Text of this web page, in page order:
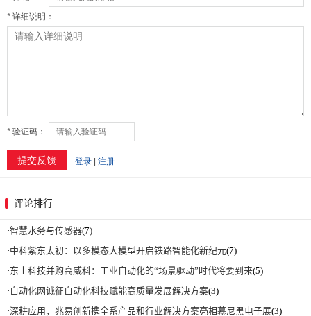
评论排行
·智慧水务与传感器(7)
·中科紫东太初：以多模态大模型开启铁路智能化新纪元(7)
·东土科技并购高威科：工业自动化的“场景驱动”时代将要到来(5)
· 自动化网诚征自动化科技赋能高质量发展解决方案(3)
·深耕应用，兆易创新携全系产品和行业解决方案亮相慕尼黑电子展(3)